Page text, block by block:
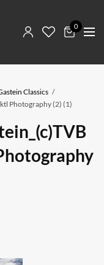
0
Classics
Photography (2) (1)